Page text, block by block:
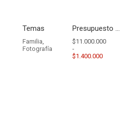
Temas
Familia,
Fotografía
Presupuesto - Ingresos
$11.000.000
-
$1.400.000